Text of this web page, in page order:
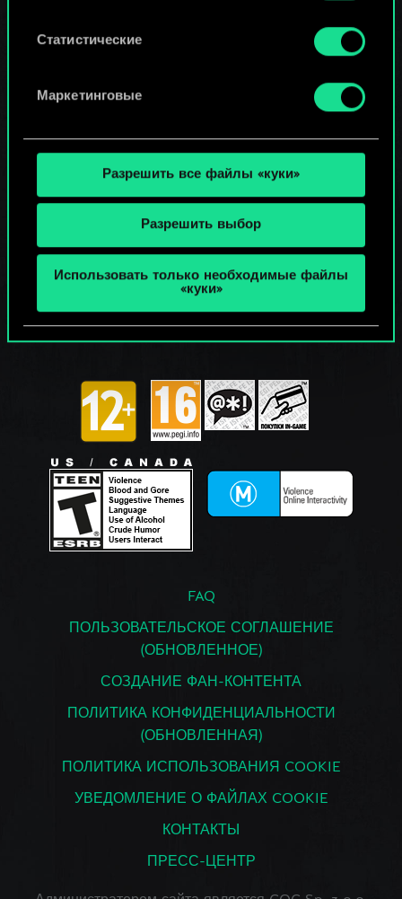
«Настройки» ниже.
Статистические
Маркетинговые
Разрешить все файлы «куки»
Разрешить выбор
Использовать только необходимые файлы
«куки»
FAQ
ПОЛЬЗОВАТЕЛЬСКОЕ СОГЛАШЕНИЕ
(ОБНОВЛЕННОЕ)
СОЗДАНИЕ ФАН-КОНТЕНТА
ПОЛИТИКА КОНФИДЕНЦИАЛЬНОСТИ
(ОБНОВЛЕННАЯ)
ПОЛИТИКА ИСПОЛЬЗОВАНИЯ COOKIE
УВЕДОМЛЕНИЕ О ФАЙЛАХ COOKIE
КОНТАКТЫ
ПРЕСС-ЦЕНТР